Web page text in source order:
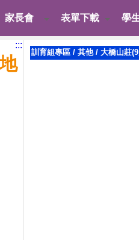
家長會 表單下載 學
:::
訓育組專區 / 其他/ 大橋山莊